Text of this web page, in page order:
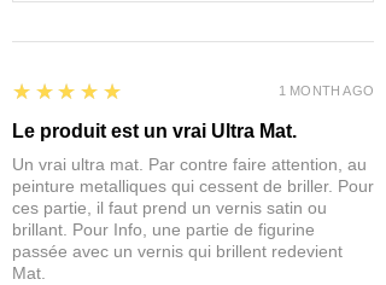
5
★★★★★
Le produit est un vrai Ultra Mat.
Un vrai ultra mat. Par contre faire attention, au
peinture metalliques qui cessent de briller. Pour
ces partie, il faut prend un vernis satin ou
brillant. Pour Info, une partie de figurine
passée avec un vernis qui brillent redevient
Mat.
1 MONTH AGO